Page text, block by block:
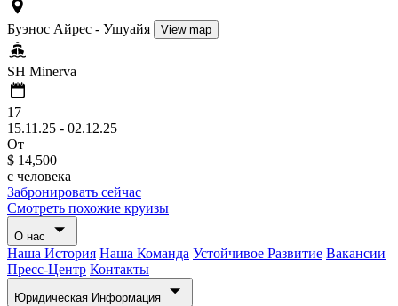
Буэнос Айрес - Ушуайя View map
SH Minerva
17
15.11.25 - 02.12.25
От
$ 14,500
c человека
Забронировать сейчас
Смотреть похожие круизы
О нас
Наша История Наша Команда Устойчивое Развитие Вакансии
Пресс-Центр Контакты
Юридическая Информация